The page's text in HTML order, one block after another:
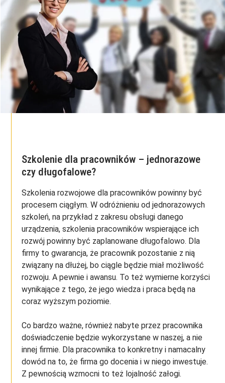
Szkolenie dla pracowników – jednorazowe
czy długofalowe?
Szkolenia rozwojowe dla pracowników powinny być
procesem ciągłym. W odróżnieniu od jednorazowych
szkoleń, na przykład z zakresu obsługi danego
urządzenia, szkolenia pracowników wspierające ich
rozwój powinny być zaplanowane długofalowo. Dla
firmy to gwarancja, że pracownik pozostanie z nią
związany na dłużej, bo ciągle będzie miał możliwość
rozwoju. A pewnie i awansu. To też wymierne korzyści
wynikające z tego, że jego wiedza i praca będą na
coraz wyższym poziomie.
Co bardzo ważne, również nabyte przez pracownika
doświadczenie będzie wykorzystane w naszej, a nie
innej firmie. Dla pracownika to konkretny i namacalny
dowód na to, że firma go docenia i w niego inwestuje.
Z pewnością wzmocni to też lojalność załogi.